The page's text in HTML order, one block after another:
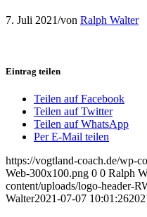
7. Juli 2021/von Ralph Walter
Eintrag teilen
Teilen auf Facebook
Teilen auf Twitter
Teilen auf WhatsApp
Per E-Mail teilen
https://vogtland-coach.de/wp-
Web-300x100.png 0 0 Ralph
content/uploads/logo-header-
Walter2021-07-07 10:01:26